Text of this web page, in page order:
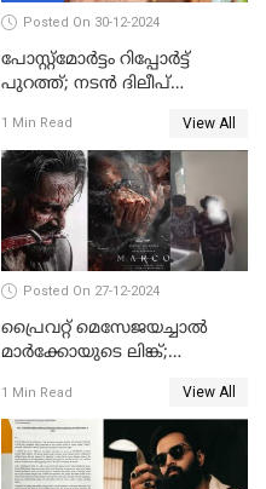
Posted On 30-12-2024
പോസ്റ്റ്‌മോര്‍ട്ടം റിപ്പോര്‍ട്ട്
പുറത്ത്; നടൻ ദിലീപ്
ആന്തരിക രക്തസ്രാവം
1 Min Read View All
Posted On 27-12-2024
പ്രൈവറ്റ് മെസേജയച്ചാല്‍
മാർക്കോയുടെ ലിങ്ക്;
സ്വദേശി അറസ്റ്റില്‍
1 Min Read View All